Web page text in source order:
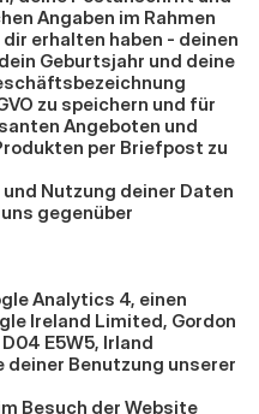
Angaben im Rahmen
erhalten haben - deinen
Geburtsjahr und deine
zu speichern und für
Angeboten und
per Briefpost zu
Nutzung deiner Daten
gegenüber
Analytics 4, einen
Ireland Limited, Gordon
E5W5, Irland
deiner Benutzung unserer
Besuch der Website